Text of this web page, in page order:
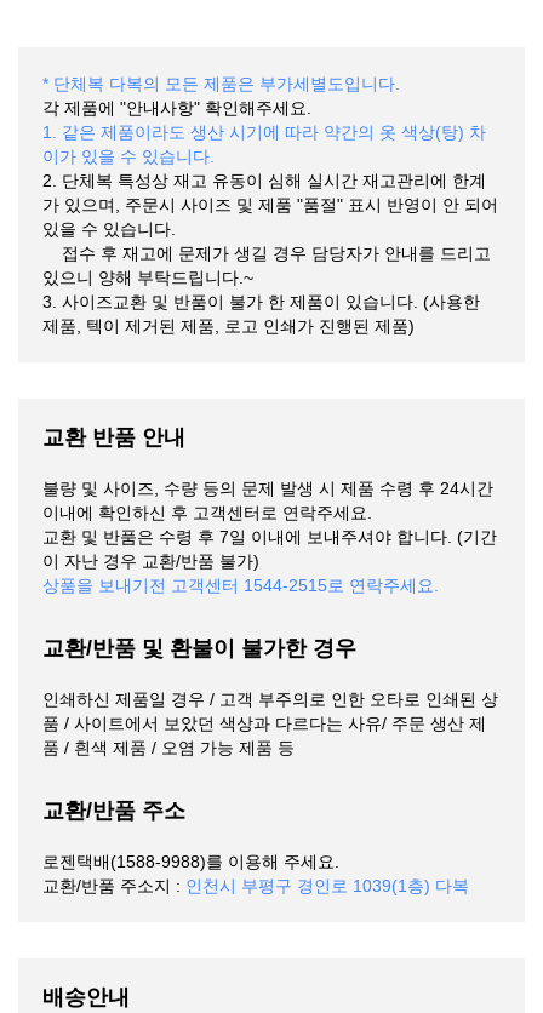
* 단체복 다복의 모든 제품은 부가세별도입니다.
각 제품에 "안내사항" 확인해주세요.
1. 같은 제품이라도 생산 시기에 따라 약간의 옷 색상(탕) 차
이가 있을 수 있습니다.
2. 단체복 특성상 재고 유동이 심해 실시간 재고관리에 한계
가 있으며, 주문시 사이즈 및 제품 "품절" 표시 반영이 안 되어
있을 수 있습니다.
접수 후 재고에 문제가 생길 경우 담당자가 안내를 드리고
있으니 양해 부탁드립니다.~
3. 사이즈교환 및 반품이 불가 한 제품이 있습니다. (사용한
제품, 텍이 제거된 제품, 로고 인쇄가 진행된 제품)
교환 반품 안내
불량 및 사이즈, 수량 등의 문제 발생 시 제품 수령 후 24시간
이내에 확인하신 후 고객센터로 연락주세요.
교환 및 반품은 수령 후 7일 이내에 보내주셔야 합니다. (기간
이 자난 경우 교환/반품 불가)
상품을 보내기전 고객센터 1544-2515로 연락주세요.
교환/반품 및 환불이 불가한 경우
인쇄하신 제품일 경우 / 고객 부주의로 인한 오타로 인쇄된 상
품 / 사이트에서 보았던 색상과 다르다는 사유/ 주문 생산 제
품 / 흰색 제품 / 오염 가능 제품 등
교환/반품 주소
로젠택배(1588-9988)를 이용해 주세요.
교환/반품 주소지 : 인천시 부평구 경인로 1039(1층) 다복
배송안내